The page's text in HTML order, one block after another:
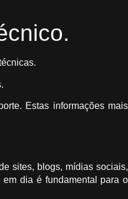
Estas informações mais
sites, blogs, mídias sociais,
dia é fundamental para o